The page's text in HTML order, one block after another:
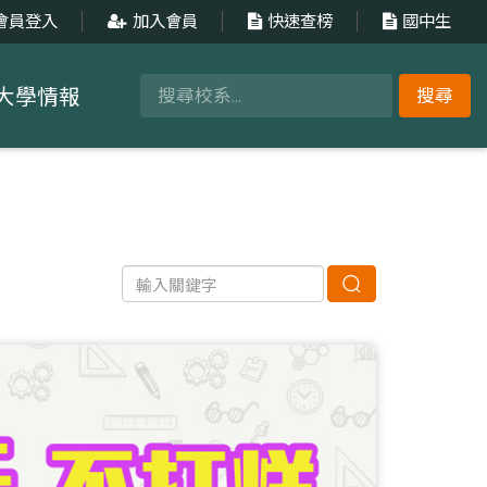
員登入 加入會員 快速查榜 國中生
搜尋
學情報